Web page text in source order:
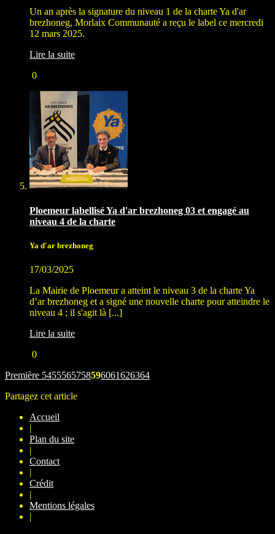
Un an après la signature du niveau 1 de la charte Ya d'ar
brezhoneg, Morlaix Communauté a reçu le label ce mercredi
12 mars 2025.
Lire la suite
0
Ploemeur labellisé Ya d'ar brezhoneg 03 et engagé au
niveau 4 de la charte
Ya d'ar brezhoneg
17/03/2025
La Mairie de Ploemeur a atteint le niveau 3 de la charte Ya
d’ar brezhoneg et a signé une nouvelle charte pour atteindre le
niveau 4 ; il s'agit là [...]
Lire la suite
0
Première 5455565758596061626364
Partagez cet article
Accueil
|
Plan du site
|
Contact
|
Crédit
|
Mentions légales
|